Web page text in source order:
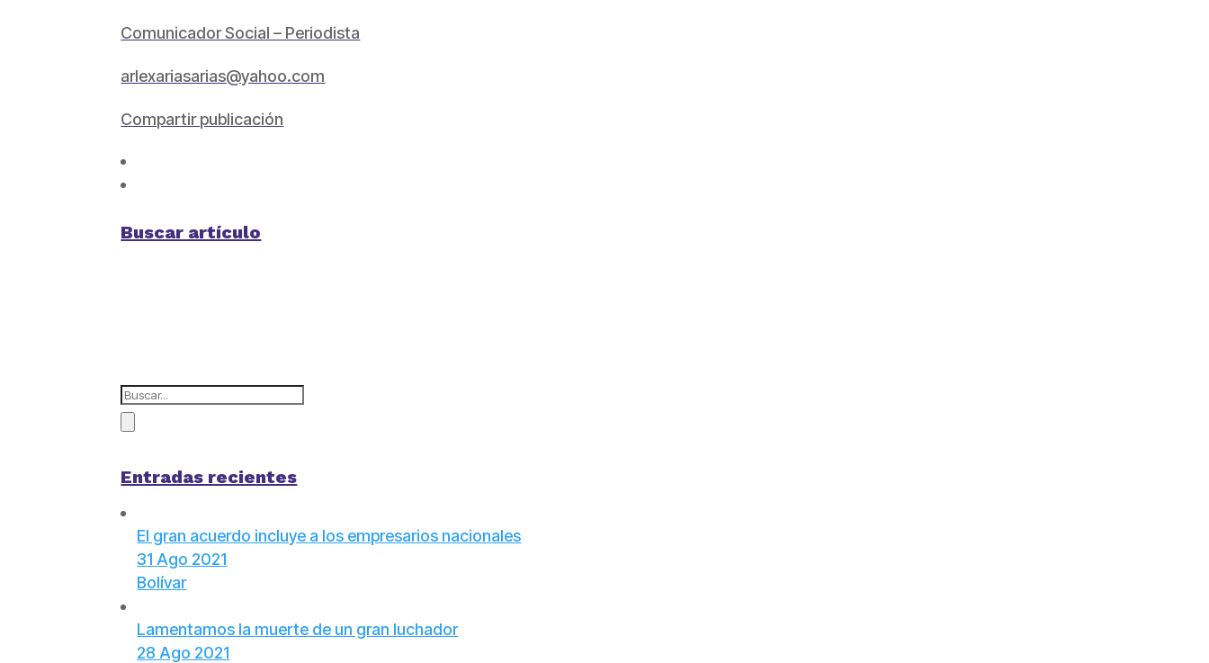
Comunicador Social – Periodista
arlexariasarias@yahoo.com
Compartir publicación
Buscar artículo
Entradas recientes
El gran acuerdo incluye a los empresarios nacionales
31 Ago 2021
Bolívar
Lamentamos la muerte de un gran luchador
28 Ago 2021